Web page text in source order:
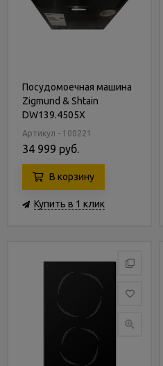
Посудомоечная машина
Zigmund & Shtain
DW139.4505X
Артикул - 100221
34 999 руб.
В корзину
Купить в 1 клик